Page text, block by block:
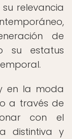
relevancia
de
su estatus
en la moda
a través de
con el
distintiva y